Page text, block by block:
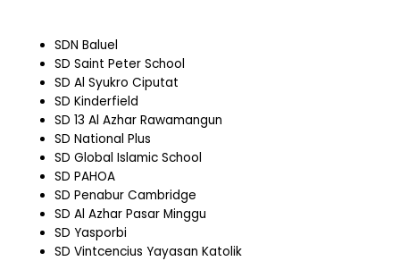
SDN Baluel
SD Saint Peter School
SD Al Syukro Ciputat
SD Kinderfield
SD 13 Al Azhar Rawamangun
SD National Plus
SD Global Islamic School
SD PAHOA
SD Penabur Cambridge
SD Al Azhar Pasar Minggu
SD Yasporbi
SD Vintcencius Yayasan Katolik